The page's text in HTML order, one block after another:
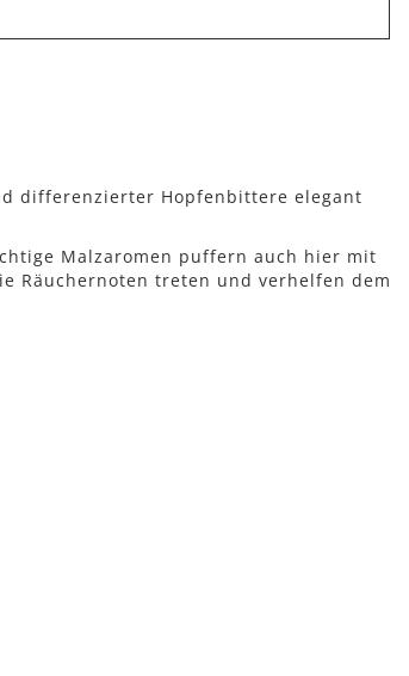
differenzierter Hopfenbittere elegant
Malzaromen puffern auch hier mit
Räuchernoten treten und verhelfen dem